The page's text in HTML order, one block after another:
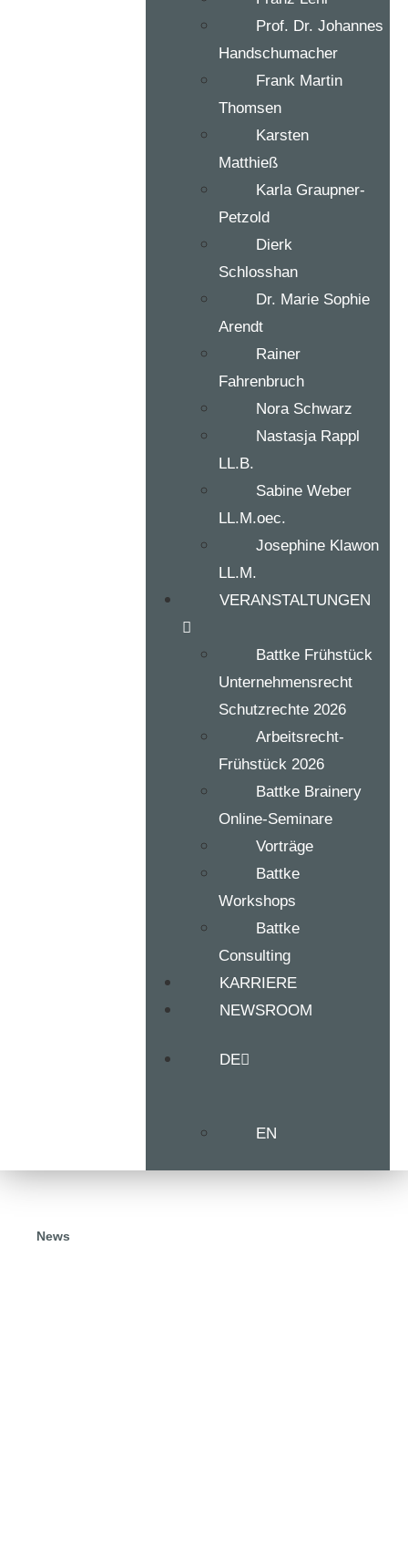
Prof. Dr. Johannes
Handschumacher
Frank Martin
Thomsen
Karsten
Matthieß
Karla Graupner-
Petzold
Dierk
Schlosshan
Dr. Marie Sophie
Arendt
Rainer
Fahrenbruch
Nora Schwarz
Nastasja Rappl
LL.B.
Sabine Weber
LL.M.oec.
Josephine Klawon
LL.M.
VERANSTALTUNGEN
Battke Frühstück
Unternehmensrecht
Schutzrechte 2026
Arbeitsrecht-
Frühstück 2026
Battke Brainery
Online-Seminare
Vorträge
Battke
Workshops
Battke
Consulting
KARRIERE
NEWSROOM
DE
EN
News